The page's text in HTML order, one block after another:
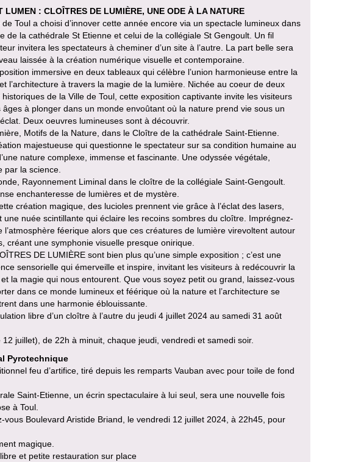
LUMEN : CLOÎTRES DE LUMIÈRE, UNE ODE À LA NATURE
de Toul a choisi d’innover cette année encore via un spectacle lumineux dans
de la cathédrale St Etienne et celui de la collégiale St Gengoult. Un fil
invitera les spectateurs à cheminer d’un site à l’autre. La part belle sera
laissée à la création numérique visuelle et contemporaine.
immersive en deux tableaux qui célèbre l’union harmonieuse entre la
l’architecture à travers la magie de la lumière. Nichée au coeur de deux
de la Ville de Toul, cette exposition captivante invite les visiteurs
âges à plonger dans un monde envoûtant où la nature prend vie sous un
Deux oeuvres lumineuses sont à découvrir.
Motifs de la Nature, dans le Cloître de la cathédrale Saint-Etienne.
majestueuse qui questionne le spectateur sur sa condition humaine au
nature complexe, immense et fascinante. Une odyssée végétale,
par la science.
Rayonnement Liminal dans le cloître de la collégiale Saint-Gengoult.
enchanteresse de lumières et de mystère.
création magique, des lucioles prennent vie grâce à l’éclat des lasers,
une nuée scintillante qui éclaire les recoins sombres du cloître. Imprégnez-
l’atmosphère féerique alors que ces créatures de lumière virevoltent autour
créant une symphonie visuelle presque onirique.
DE LUMIÈRE sont bien plus qu’une simple exposition ; c’est une
sensorielle qui émerveille et inspire, invitant les visiteurs à redécouvrir la
la magie qui nous entourent. Que vous soyez petit ou grand, laissez-vous
dans ce monde lumineux et féérique où la nature et l’architecture se
dans une harmonie éblouissante.
libre d’un cloître à l’autre du jeudi 4 juillet 2024 au samedi 31 août
12 juillet), de 22h à minuit, chaque jeudi, vendredi et samedi soir.
Pyrotechnique
feu d’artifice, tiré depuis les remparts Vauban avec pour toile de fond
Saint-Etienne, un écrin spectaculaire à lui seul, sera une nouvelle fois
à Toul.
vous Boulevard Aristide Briand, le vendredi 12 juillet 2024, à 22h45, pour
magique.
et petite restauration sur place